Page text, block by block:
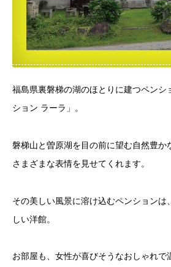
福島県裏磐梯の湖のほとりに建つペンシ
ション ラーラ」。
磐梯山と曽原湖を目の前に望む自然豊か
さまざまな表情を見せてくれます。
その美しい風景に溶け込むペンションは
しい洋館。
お部屋も、女性が喜びそうなおしゃれで